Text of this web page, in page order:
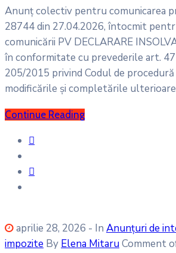
Anunț colectiv pentru comunicarea
28744 din 27.04.2026, întocmit
comunicării PV DECLARARE
în conformitate cu prevederile art. 47
205/2015 privind Codul de procedură
modificările și completările
Continue Reading
aprilie 28, 2026 - In Anunțuri de
impozite By Elena MitaruComment